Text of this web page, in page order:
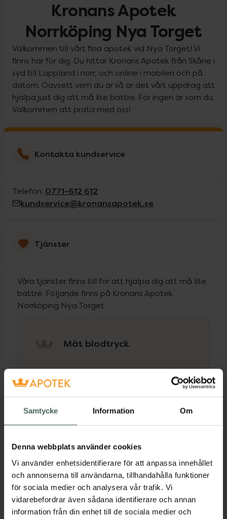
Samtycke Information Om
Denna webbplats använder cookies
Vi använder enhetsidentifierare för att anpassa innehållet
och annonserna till användarna, tillhandahålla funktioner
för sociala medier och analysera vår trafik. Vi
vidarebefordrar även sådana identifierare och annan
information från din enhet till de sociala medier och
Kronans Apotek
Norrköping Nya Torget
Välkommen till vårt fina apotek vid Nya Torget! Vi
finns här för dig. Du hittar Kronans Apotek från Skåne i
syd till Lappland i norr, och online i mobilen och på
datorn. Oavsett vem du är så är det vårt uppdrag att
hjälpa just dig att må lite bättre. För ingen är som du.
Välkommen att prata med oss!
Kontakta kundservice
Telefon: 0771-612 612
kundservice@kronansapotek.se
Tjänster
Våra tjänster finns till för att hjälpa dig att må lite
bättre. Följande finns på Kronans Apotek
Norrköping Nya Torget.
Mät blodtryck
Hitta hit
Hospitalsgatan 26
60227 Norrköping
Öppettider idag